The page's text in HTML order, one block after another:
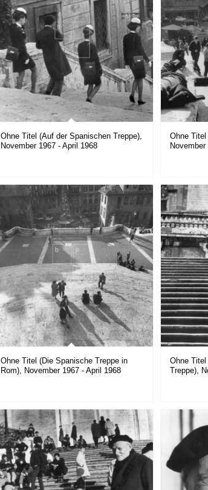
Ohne Titel (Auf der Spanischen Treppe),
November 1967 - April 1968
Ohne
Ohne Titel (Die Spanische Treppe in
Rom), November 1967 - April 1968
Ohne
Treppe),